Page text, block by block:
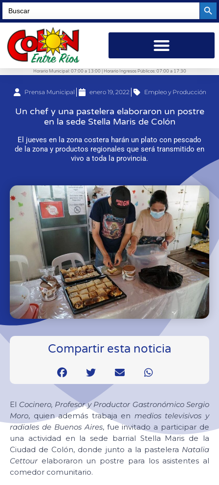
Search
for:
Horario Municipal: 07:00 a 13:00 | Horario Ingresos Públicos: 07:00 a 17:30
Prensa Municipal enero 19, 2022 Empleo y Producción
Un chef y una pastelera elaboraron un postre
en la sede Stella Maris de Colón
El jueves en la zona costera harán un plato con pescado
de la zona y productos regionales que será transmitido en
vivo a toda la provincia.
Compartir esta noticia
El Cocinero, Profesor y Productor Gastronómico Sergio
Moro, quien además trabaja en medios televisivos y
radiales de Buenos Aires, fue invitado a participar de
una actividad en la sede barrial Stella Maris de la
Ciudad de Colón, donde junto a la pastelera Natalia
Cettourelaboraron un postre para los asistentes al
comedor comunitario.